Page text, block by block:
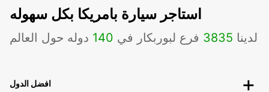
استاجر سيارة بامريكا بكل سهوله
لدينا 3835 فرع لبوربكار في 140 دوله حول العالم
افضل الدول